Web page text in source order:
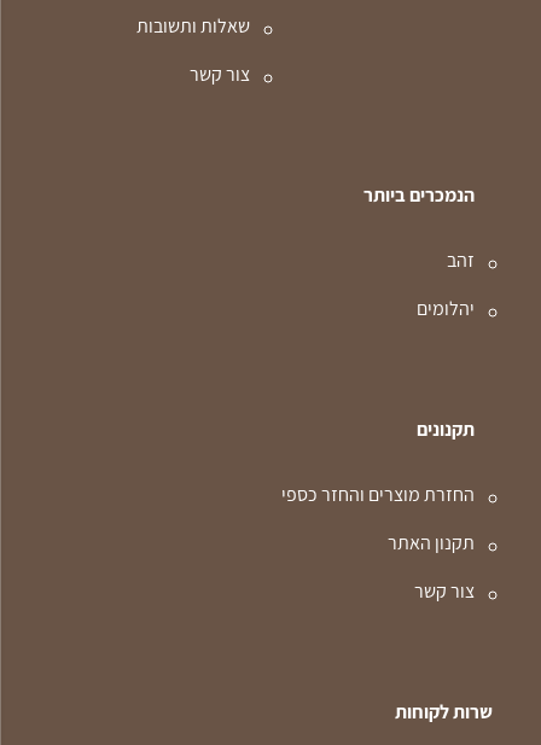
שאלות ותשובות
צור קשר
הנמכרים ביותר
זהב
יהלומים
תקנונים
החזרת מוצרים והחזר כספי
תקנון האתר
צור קשר
שרות לקוחות